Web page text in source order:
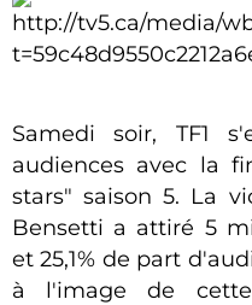
Samedi soir, TF1
audiences avec la
stars" saison 5. La
Bensetti a attiré 5
et 25,1% de part
à l'image de